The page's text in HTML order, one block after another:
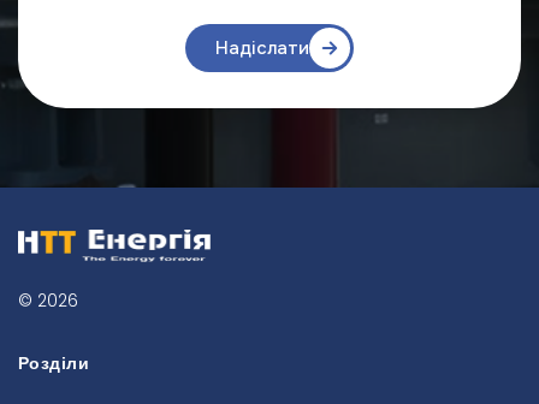
Надіслати
© 2026
Розділи